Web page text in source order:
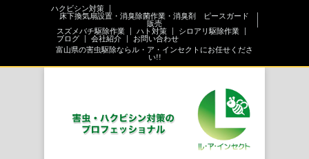
ハクビシン対策
床下換気扇設置・消臭除菌作業・消臭剤 ピースガード
販売
スズメバチ駆除作業
ハト対策
シロアリ駆除作業
ブログ
会社紹介
お問い合わせ
富山県の害虫駆除ならル・ア・インセクトにお任せくださ
い!!